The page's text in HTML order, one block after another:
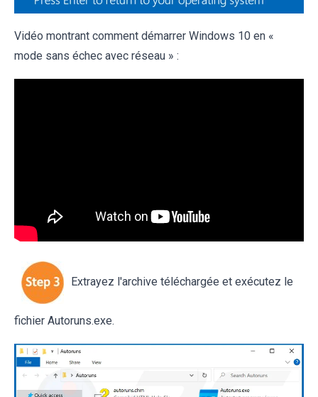
Vidéo montrant comment démarrer Windows 10 en «
mode sans échec avec réseau » :
Extrayez l'archive téléchargée et exécutez le
fichier Autoruns.exe.